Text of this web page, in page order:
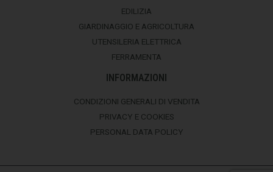
EDILIZIA
GIARDINAGGIO E AGRICOLTURA
UTENSILERIA ELETTRICA
FERRAMENTA
INFORMAZIONI
CONDIZIONI GENERALI DI VENDITA
PRIVACY E COOKIES
PERSONAL DATA POLICY